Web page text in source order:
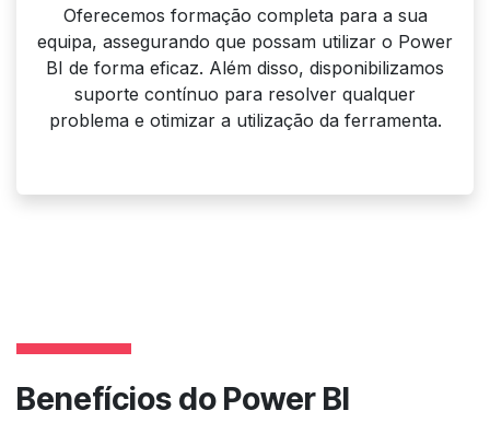
Oferecemos formação completa para a sua
equipa, assegurando que possam utilizar o Power
BI de forma eficaz. Além disso, disponibilizamos
suporte contínuo para resolver qualquer
problema e otimizar a utilização da ferramenta.
Benefícios do Power BI